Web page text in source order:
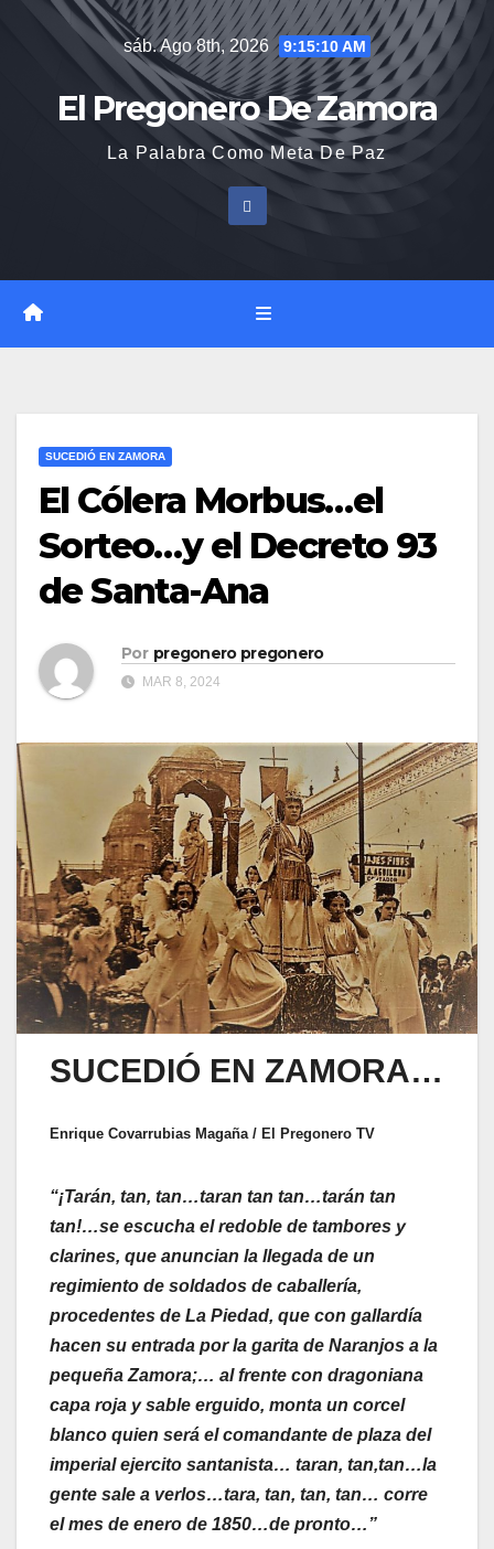
sáb. Ago 8th, 2026 9:15:11 AM
El Pregonero De Zamora
La Palabra Como Meta De Paz
SUCEDIÓ EN ZAMORA
El Cólera Morbus…el
Sorteo…y el Decreto 93
de Santa-Ana
Por pregonero pregonero
MAR 8, 2024
SUCEDIÓ EN ZAMORA…
Enrique Covarrubias Magaña / El Pregonero TV
“¡Tarán, tan, tan…taran tan tan…tarán tan
tan!…se escucha el redoble de tambores y
clarines, que anuncian la llegada de un
regimiento de soldados de caballería,
procedentes de La Piedad, que con gallardía
hacen su entrada por la garita de Naranjos a la
pequeña Zamora;… al frente con dragoniana
capa roja y sable erguido, monta un corcel
blanco quien será el comandante de plaza del
imperial ejercito santanista… taran, tan,tan…la
gente sale a verlos…tara, tan, tan, tan… corre
el mes de enero de 1850…de pronto…”